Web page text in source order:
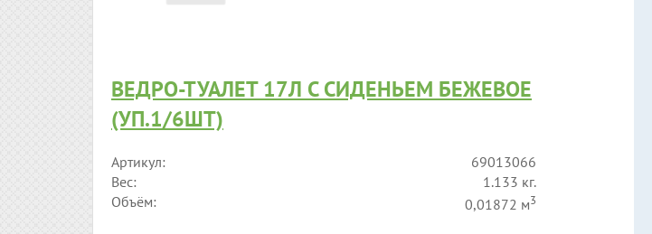
ВЕДРО-ТУАЛЕТ 17Л С СИДЕНЬЕМ БЕЖЕВОЕ
(УП.1/6ШТ)
Артикул:
69013066
Вес:
1.133 кг.
Объём:
0,01872 м3